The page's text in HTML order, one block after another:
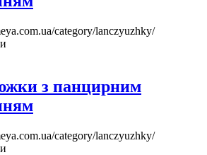
category/lanczyuzhky/
з панцирним
category/lanczyuzhky/